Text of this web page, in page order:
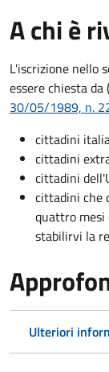
A chi è
L'iscrizione nello
essere chiesta da (
30/05/1989, n.
cittadini
cittadini
cittadini
cittadini che
quattro mesi
stabilirvi la
Ulteriori